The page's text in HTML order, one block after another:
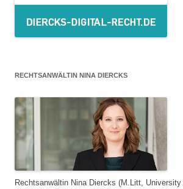
RECHTSANWÄLTIN NINA DIERCKS
Rechtsanwältin Nina Diercks (M.Litt,